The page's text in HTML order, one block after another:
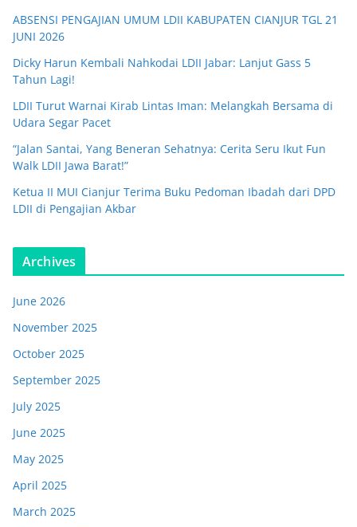
ABSENSI PENGAJIAN UMUM LDII KABUPATEN CIANJUR TGL 21
JUNI 2026
Dicky Harun Kembali Nahkodai LDII Jabar: Lanjut Gass 5
Tahun Lagi!
LDII Turut Warnai Kirab Lintas Iman: Melangkah Bersama di
Udara Segar Pacet
“Jalan Santai, Yang Beneran Sehatnya: Cerita Seru Ikut Fun
Walk LDII Jawa Barat!”
Ketua II MUI Cianjur Terima Buku Pedoman Ibadah dari DPD
LDII di Pengajian Akbar
Archives
June 2026
November 2025
October 2025
September 2025
July 2025
June 2025
May 2025
April 2025
March 2025